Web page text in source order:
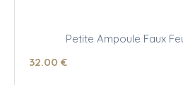
Petite Ampoule Faux
32.00 €